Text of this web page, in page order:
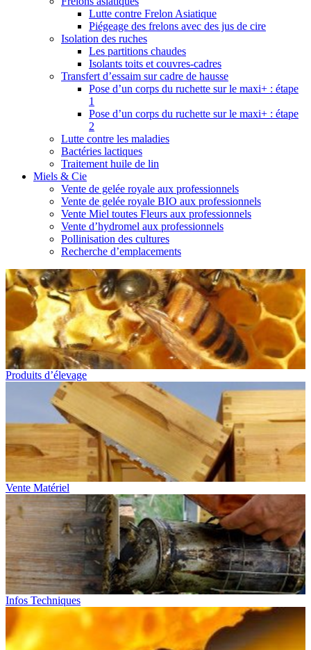
Lutte contre Frelon Asiatique
Piégeage des frelons avec des jus de cire
Isolation des ruches
Les partitions chaudes
Isolants toits et couvres-cadres
Transfert d’essaim sur cadre de hausse
Pose d’un corps du ruchette sur le maxi+ : étape
1
Pose d’un corps du ruchette sur le maxi+ : étape
2
Lutte contre les maladies
Bactéries lactiques
Traitement huile de lin
Miels & Cie
Vente de gelée royale aux professionnels
Vente de gelée royale BIO aux professionnels
Vente Miel toutes Fleurs aux professionnels
Vente d’hydromel aux professionnels
Pollinisation des cultures
Recherche d’emplacements
Produits d’élevage
Vente Matériel
Infos Techniques